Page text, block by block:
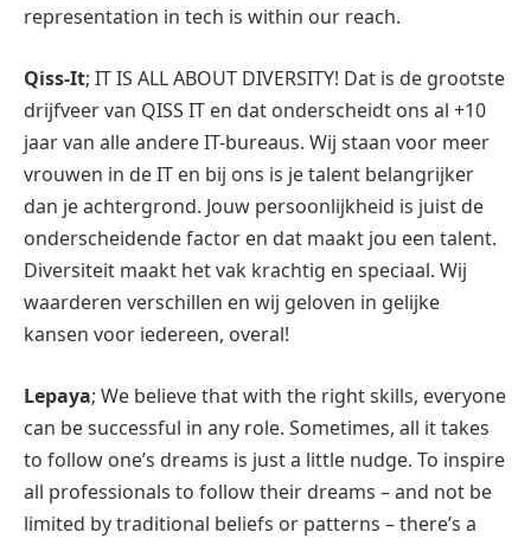
representation in tech is within our reach.
Qiss-It; IT IS ALL ABOUT DIVERSITY! Dat is de grootste
drijfveer van QISS IT en dat onderscheidt ons al +10
jaar van alle andere IT-bureaus. Wij staan voor meer
vrouwen in de IT en bij ons is je talent belangrijker
dan je achtergrond. Jouw persoonlijkheid is juist de
onderscheidende factor en dat maakt jou een talent.
Diversiteit maakt het vak krachtig en speciaal. Wij
waarderen verschillen en wij geloven in gelijke
kansen voor iedereen, overal!
Lepaya; We believe that with the right skills, everyone
can be successful in any role. Sometimes, all it takes
to follow one’s dreams is just a little nudge. To inspire
all professionals to follow their dreams – and not be
limited by traditional beliefs or patterns – there’s a